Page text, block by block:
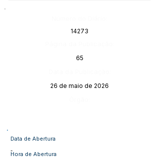
14273
65
26 de maio de 2026
Data de Abertura
-Hora de Abertura